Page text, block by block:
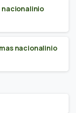
nacionalinio
nacionalinio